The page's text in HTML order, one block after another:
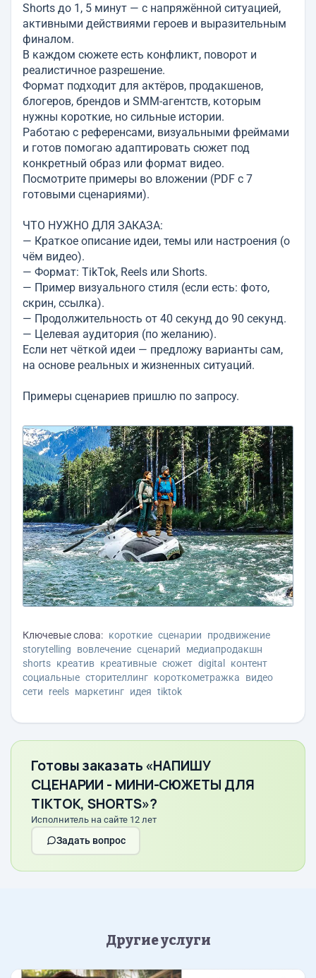
Shorts до 1, 5 минут — с напряжённой ситуацией,
активными действиями героев и выразительным
финалом.
В каждом сюжете есть конфликт, поворот и
реалистичное разрешение.
Формат подходит для актёров, продакшенов,
блогеров, брендов и SMM-агентств, которым
нужны короткие, но сильные истории.
Работаю с референсами, визуальными фреймами
и готов помогаю адаптировать сюжет под
конкретный образ или формат видео.
Посмотрите примеры во вложении (PDF с 7
готовыми сценариями).
ЧТО НУЖНО ДЛЯ ЗАКАЗА:
— Краткое описание идеи, темы или настроения (о
чём видео).
— Формат: TikTok, Reels или Shorts.
— Пример визуального стиля (если есть: фото,
скрин, ссылка).
— Продолжительность от 40 секунд до 90 секунд.
— Целевая аудитория (по желанию).
Если нет чёткой идеи — предложу варианты сам,
на основе реальных и жизненных ситуаций.
Примеры сценариев пришлю по запросу.
Ключевые слова: короткие сценарии
продвижение
storytelling
вовлечение сценарий
медиапродакшн
shorts креатив креативные сюжет digital
контент
социальные сторителлинг короткометражка
видео
сети
reels маркетинг идея tiktok
Готовы заказать «НАПИШУ
СЦЕНАРИИ - МИНИ-СЮЖЕТЫ ДЛЯ
TIKTOK, SHORTS»?
Исполнитель на сайте 12 лет
Задать вопрос
Другие услуги